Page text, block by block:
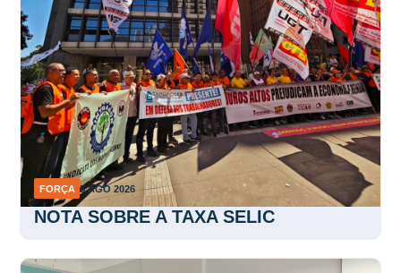
FORÇA 5 AGO 2026
NOTA SOBRE A TAXA SELIC